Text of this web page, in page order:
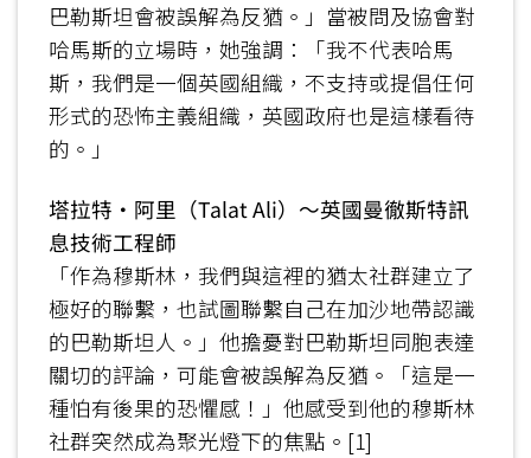
巴勒斯坦會被誤解為反猶。」當被問及協會對
哈馬斯的立場時，她強調：「我不代表哈馬
斯，我們是一個英國組織，不支持或提倡任何
形式的恐怖主義組織，英國政府也是這樣看待
的。」
塔拉特‧阿里（Talat Ali）～英國曼徹斯特訊
息技術工程師
「作為穆斯林，我們與這裡的猶太社群建立了
極好的聯繫，也試圖聯繫自己在加沙地帶認識
的巴勒斯坦人。」他擔憂對巴勒斯坦同胞表達
關切的評論，可能會被誤解為反猶。「這是一
種怕有後果的恐懼感！」他感受到他的穆斯林
社群突然成為聚光燈下的焦點。[1]